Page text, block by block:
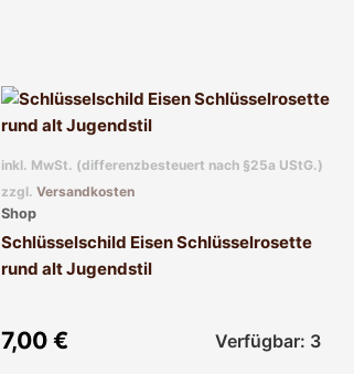
inkl. MwSt. (differenzbesteuert nach §25a UStG.)
zzgl. Versandkosten
Shop
Schlüsselschild Eisen Schlüsselrosette
rund alt Jugendstil
7,00 € Verfügbar: 3